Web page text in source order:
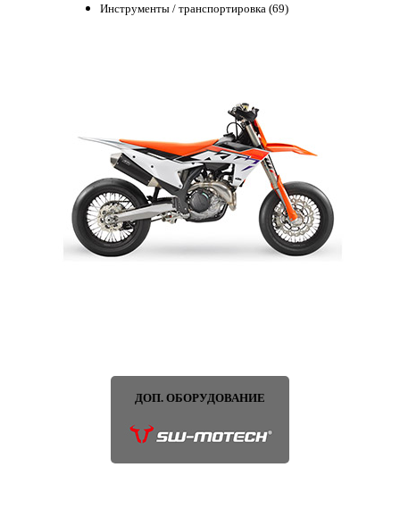
Инструменты / транспортировка (69)
ДОП. ОБОРУДОВАНИЕ